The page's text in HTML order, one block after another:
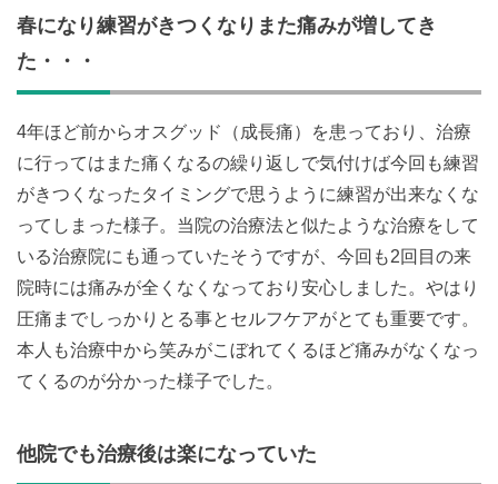
春になり練習がきつくなりまた痛みが増してき
た・・・
4年ほど前からオスグッド（成長痛）を患っており、治療
に行ってはまた痛くなるの繰り返しで気付けば今回も練習
がきつくなったタイミングで思うように練習が出来なくな
ってしまった様子。当院の治療法と似たような治療をして
いる治療院にも通っていたそうですが、今回も2回目の来
院時には痛みが全くなくなっており安心しました。やはり
圧痛までしっかりとる事とセルフケアがとても重要です。
本人も治療中から笑みがこぼれてくるほど痛みがなくなっ
てくるのが分かった様子でした。
他院でも治療後は楽になっていた